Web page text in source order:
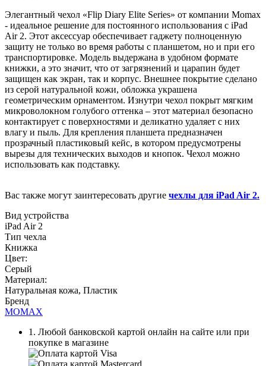
Элегантный чехол «Flip Diary Elite Series» от компании Momax
- идеальное решение для постоянного использования с iPad
Air 2. Этот аксессуар обеспечивает гаджету полноценную
защиту не только во время работы с планшетом, но и при его
транспортировке. Модель выдержана в удобном формате
книжки, а это значит, что от загрязнений и царапин будет
защищен как экран, так и корпус. Внешнее покрытие сделано
из серой натуральной кожи, обложка украшена
геометрическим орнаментом. Изнутри чехол покрыт мягким
микроволокном голубого оттенка – этот материал безопасно
контактирует с поверхностями и деликатно удаляет с них
влагу и пыль. Для крепления планшета предназначен
прозрачный пластиковый кейс, в котором предусмотрены
вырезы для технических выходов и кнопок. Чехол можно
использовать как подставку.
Вас также могут заинтересовать другие чехлы для iPad Air 2.
Вид устройства
iPad Air 2
Тип чехла
Книжка
Цвет:
Серый
Материал:
Натуральная кожа, Пластик
Бренд
MOMAX
1. Любой банковской картой онлайн на сайте или при
покупке в магазине